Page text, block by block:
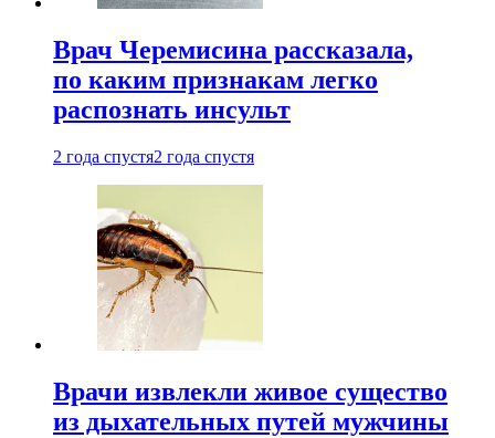
Врач Черемисина рассказала,
по каким признакам легко
распознать инсульт
2 года спустя2 года спустя
Врачи извлекли живое существо
из дыхательных путей мужчины